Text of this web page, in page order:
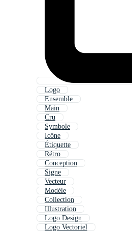
Logo
Ensemble
Main
Cru
Symbole
Icône
Étiquette
Rétro
Conception
Signe
Vecteur
Modèle
Collection
Illustration
Logo Design
Logo Vectoriel